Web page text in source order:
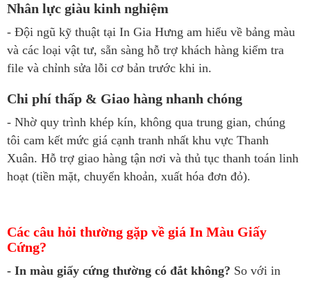
Nhân lực giàu kinh nghiệm
- Đội ngũ kỹ thuật tại In Gia Hưng am hiểu về bảng màu
và các loại vật tư, sẵn sàng hỗ trợ khách hàng kiểm tra
file và chỉnh sửa lỗi cơ bản trước khi in.
Chi phí thấp & Giao hàng nhanh chóng
- Nhờ quy trình khép kín, không qua trung gian, chúng
tôi cam kết mức giá cạnh tranh nhất khu vực Thanh
Xuân. Hỗ trợ giao hàng tận nơi và thủ tục thanh toán linh
hoạt (tiền mặt, chuyển khoản, xuất hóa đơn đỏ).
Các câu hỏi thường gặp về giá In Màu Giấy
Cứng?
- In màu giấy cứng thường có đắt không? So với in